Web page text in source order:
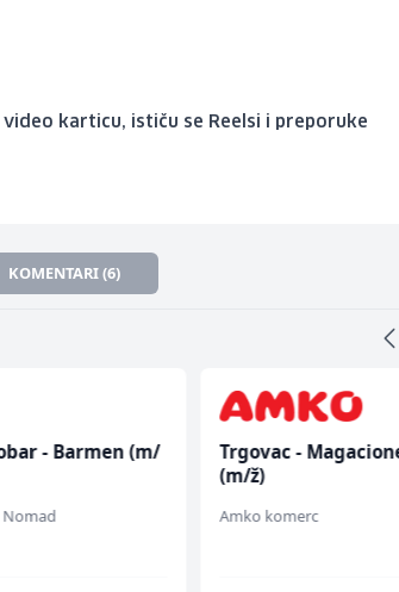
karticu, ističu se Reelsi i preporuke
KOMENTARI (6)
- Barmen (m/
Trgovac -
(m/ž)
Amko komerc